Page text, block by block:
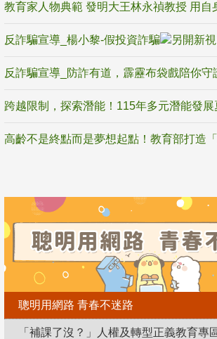
反詐騙宣導_楊小黎-假投資詐騙
聰明用網路 青春不迷路
「補課了沒？」人權及轉型正義教育專